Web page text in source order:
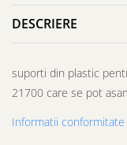
DESCRIERE
suporti din plastic
21700 care se pot
Informatii